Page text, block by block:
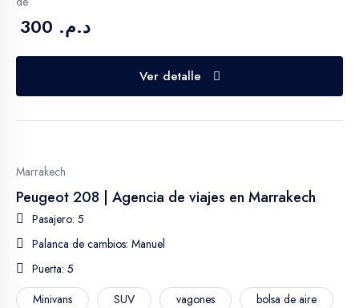
د.م. 300
Ver detalle
Marrakech
Peugeot 208 | Agencia de viajes en Marrakech
Pasajero: 5
Palanca de cambios: Manuel
Puerta: 5
Minivans
SUV vagones bolsa de aire